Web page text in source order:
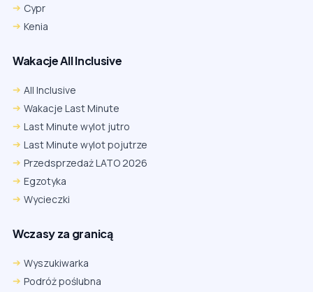
Cypr
Kenia
Wakacje All Inclusive
All Inclusive
Wakacje Last Minute
Last Minute wylot jutro
Last Minute wylot pojutrze
Przedsprzedaż LATO 2026
Egzotyka
Wycieczki
Wczasy za granicą
Wyszukiwarka
Podróż poślubna